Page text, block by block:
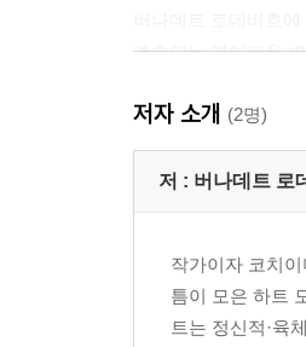
계속되는 경이로운
저자 소개 (2명)
저 : 버나데트 로
작가이자 코치
틈이 모은 하트
트는 정신적·육